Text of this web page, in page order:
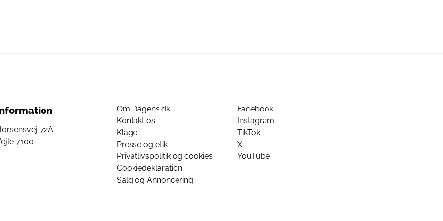
72A
7100
Om Dagens.dk
Kontakt os
Klage
Presse og etik
Privatlivspolitik og cookies
Cookiedeklaration
Salg og Annoncering
Facebook
Instagram
TikTok
X
YouTube